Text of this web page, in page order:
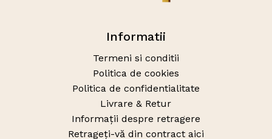
Informatii
Termeni si conditii
Politica de cookies
Politica de confidentialitate
Livrare & Retur
Informații despre retragere
Retrageți-vă din contract aici